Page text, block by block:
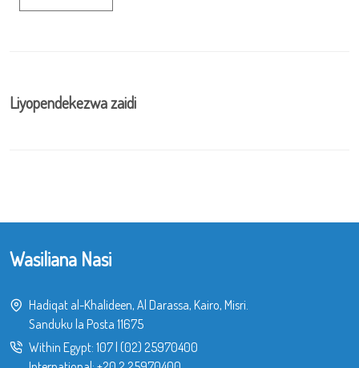
Liyopendekezwa zaidi
Wasiliana Nasi
Hadiqat al-Khalideen, Al Darassa, Kairo, Misri.
Sanduku la Posta 11675
Within Egypt: 107| (02) 25970400